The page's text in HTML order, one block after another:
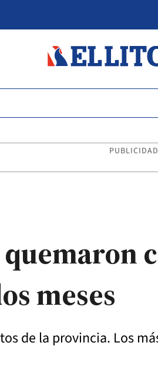
PUBLICIDAD
meses
de la provincia. Los